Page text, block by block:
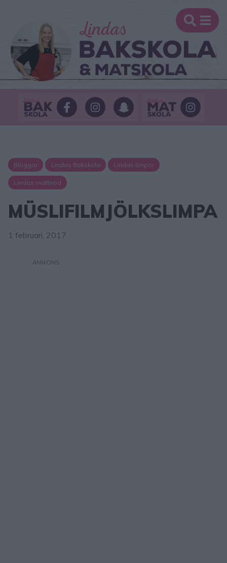
Bloggar Lindas Bakskola Lindas limpor
Lindas matbröd
MÜSLIFILMJÖLKSLIMPA
1 februari, 2017